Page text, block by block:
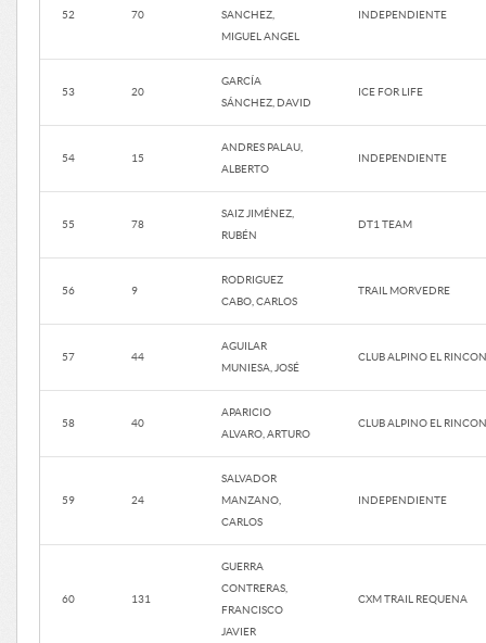
52 70
SANCHEZ,
MIGUEL ANGEL
INDEPENDIENTE
53 20
GARCÍA
SÁNCHEZ, DAVID
ICE FOR LIFE
54 15
ANDRES PALAU,
ALBERTO
INDEPENDIENTE
55 78
SAIZ JIMÉNEZ,
RUBÉN
DT1 TEAM
56 9
RODRIGUEZ
CABO, CARLOS
TRAIL MORVEDRE
57 44
AGUILAR
MUNIESA, JOSÉ
CLUB ALPINO EL RINCON
58 40
APARICIO
ALVARO, ARTURO
CLUB ALPINO EL RINCON
59 24
SALVADOR
MANZANO,
CARLOS
INDEPENDIENTE
60 131
GUERRA
CONTRERAS,
FRANCISCO
JAVIER
CXM TRAIL REQUENA